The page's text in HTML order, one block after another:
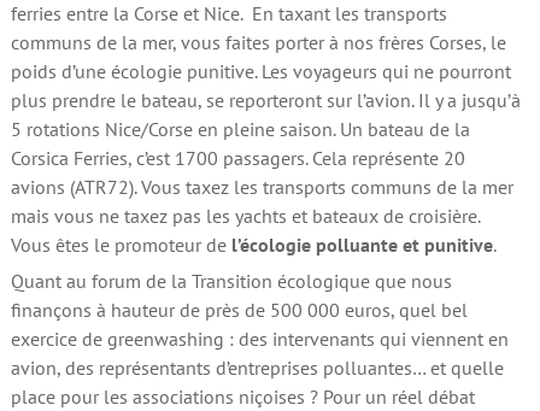
ferries entre la Corse et Nice. En taxant les transports
communs de la mer, vous faites porter à nos frères Corses, le
poids d’une écologie punitive. Les voyageurs qui ne pourront
plus prendre le bateau, se reporteront sur l’avion. Il y a jusqu’à
5 rotations Nice/Corse en pleine saison. Un bateau de la
Corsica Ferries, c’est 1700 passagers. Cela représente 20
avions (ATR72). Vous taxez les transports communs de la mer
mais vous ne taxez pas les yachts et bateaux de croisière.
Vous êtes le promoteur de l’écologie polluante et punitive.
Quant au forum de la Transition écologique que nous
finançons à hauteur de près de 500 000 euros, quel bel
exercice de greenwashing : des intervenants qui viennent en
avion, des représentants d’entreprises polluantes… et quelle
place pour les associations niçoises ? Pour un réel débat